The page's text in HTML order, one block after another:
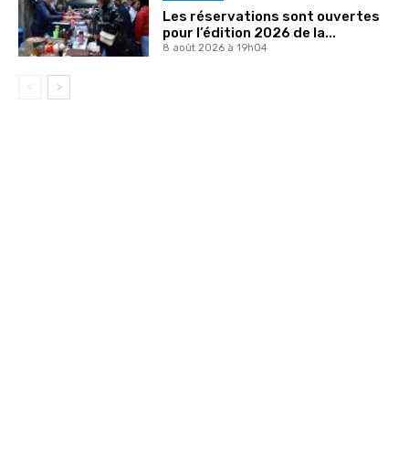
Les réservations sont ouvertes
pour l’édition 2026 de la...
8 août 2026 à 19h04